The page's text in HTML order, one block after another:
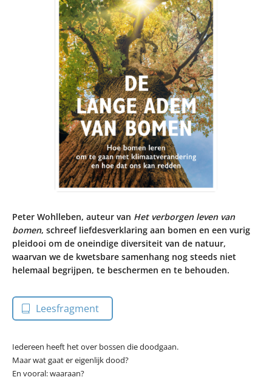
Peter Wohlleben, auteur van Het verborgen leven van
bomen, schreef liefdesverklaring aan bomen en een vurig
pleidooi om de oneindige diversiteit van de natuur,
waarvan we de kwetsbare samenhang nog steeds niet
helemaal begrijpen, te beschermen en te behouden.
Leesfragment
Iedereen heeft het over bossen die doodgaan.
Maar wat gaat er eigenlijk dood?
En vooral: waaraan?